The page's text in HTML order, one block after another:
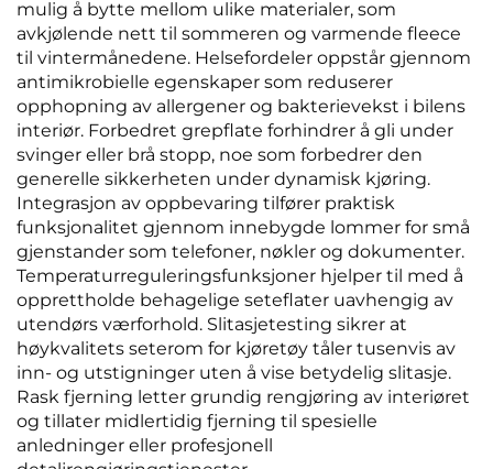
mulig å bytte mellom ulike materialer, som
avkjølende nett til sommeren og varmende fleece
til vintermånedene. Helsefordeler oppstår gjennom
antimikrobielle egenskaper som reduserer
opphopning av allergener og bakterievekst i bilens
interiør. Forbedret grepflate forhindrer å gli under
svinger eller brå stopp, noe som forbedrer den
generelle sikkerheten under dynamisk kjøring.
Integrasjon av oppbevaring tilfører praktisk
funksjonalitet gjennom innebygde lommer for små
gjenstander som telefoner, nøkler og dokumenter.
Temperaturreguleringsfunksjoner hjelper til med å
opprettholde behagelige seteflater uavhengig av
utendørs værforhold. Slitasjetesting sikrer at
høykvalitets seterom for kjøretøy tåler tusenvis av
inn- og utstigninger uten å vise betydelig slitasje.
Rask fjerning letter grundig rengjøring av interiøret
og tillater midlertidig fjerning til spesielle
anledninger eller profesjonell